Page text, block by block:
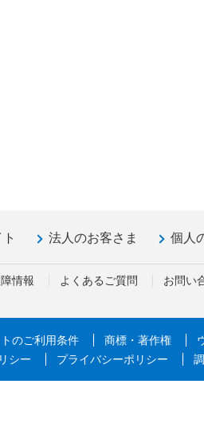
法人のお客さま 個人
情報 よくあるご質問 お問い
のご利用条件 商標・著作権
シー
プライバシーポリシー